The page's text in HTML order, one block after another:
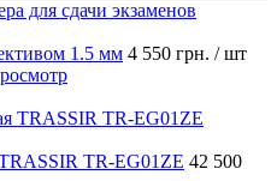
1.5 мм 4 550 грн. / шт
TR-EG01ZE 42 500